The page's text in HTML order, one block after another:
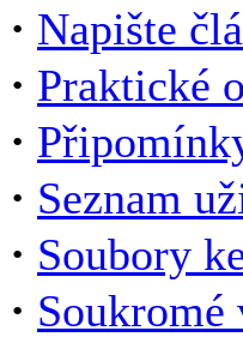
· Napište
· Praktické
·
· Seznam
· Soubory
· Soukromé